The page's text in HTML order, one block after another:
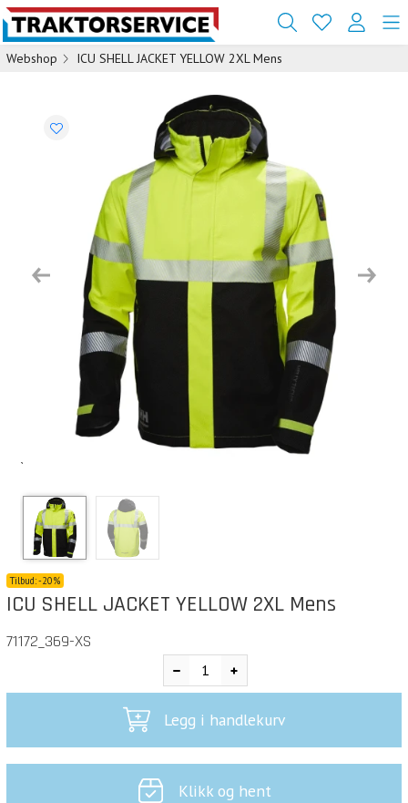
Webshop ICU SHELL JACKET YELLOW 2XL Mens
Previous Next
`
Tilbud:-20%
ICU SHELL JACKET YELLOW 2XL Mens
71172_369-XS
Legg i handlekurv
Klikk og hent